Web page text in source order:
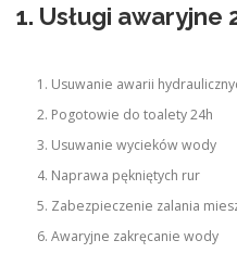
1. Usługi awaryjne
Usuwanie awarii
Pogotowie do toalety 24h
Usuwanie wycieków wody
Naprawa pękniętych rur
Zabezpieczenie zalania
Awaryjne zakręcanie wody